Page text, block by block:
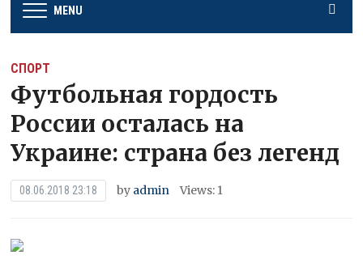
MENU
СПОРТ
Футбольная гордость
России осталась на
Украине: страна без легенд
08.06.2018 23:18 by admin Views: 1